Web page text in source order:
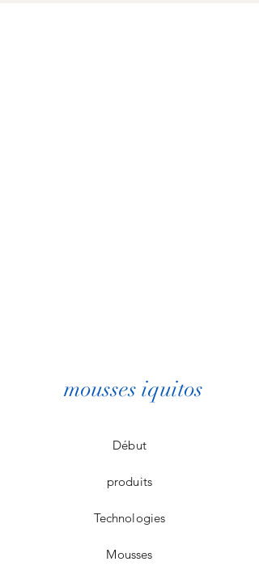
mousses iquitos
Début
produits
Technologies
Mousses